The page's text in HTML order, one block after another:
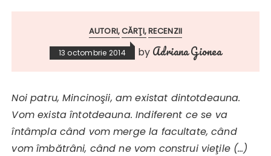
AUTORI CĂRŢI RECENZII
13 octombrie 2014 by Adriana Gionea
Noi patru, Mincinoşii, am existat dintotdeauna.
Vom exista întotdeauna.Indiferent ce se va
întâmpla când vom merge la facultate, când
vom îmbătrâni, când ne vom construi vieţile (…)